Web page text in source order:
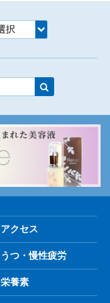
アクセス
うつ・慢性疲労
栄養素